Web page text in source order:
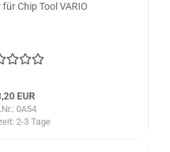
Chip Tool VARIO
EUR
0A54
2-3 Tage